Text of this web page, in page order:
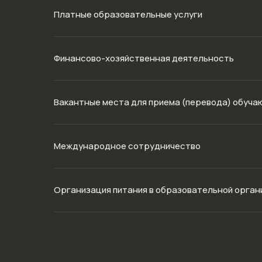
Платные образовательные услуги
Финансово-хозяйственная деятельность
Вакантные места для приема (перевода)
Международное сотрудничество
Организация питания в образовательной